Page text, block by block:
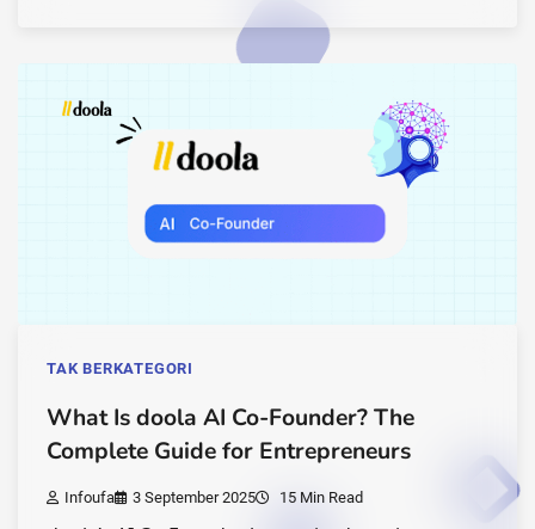
TAK BERKATEGORI
What Is doola AI Co-Founder? The
Complete Guide for Entrepreneurs
Infoufa 3 September 2025 15 Min Read